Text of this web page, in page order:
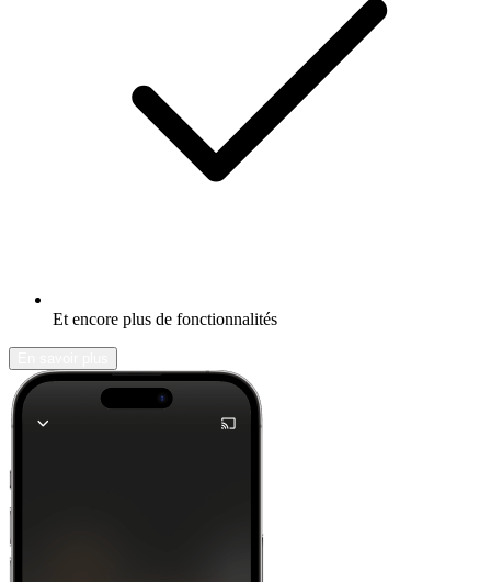
Et encore plus de fonctionnalités